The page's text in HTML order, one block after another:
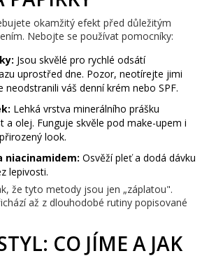
okamžitý efekt před důležitým
Nebojte se používat pomocníky:
Jsou skvělé pro rychlé odsátí
uprostřed dne. Pozor, neotírejte jimi
neodstranili váš denní krém nebo SPF.
Lehká vrstva minerálního prášku
a olej. Funguje skvěle pod make-upem i
look.
niacinamidem: Osvěží pleť a dodá dávku
lepivosti.
že tyto metody jsou jen „záplatou".
až z dlouhodobé rutiny popisované
CO JÍME A JAK